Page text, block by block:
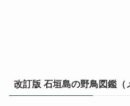
改訂版 石垣島の野鳥図鑑（